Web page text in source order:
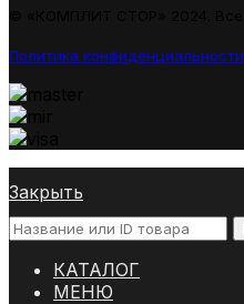
Политика конфиденциальности
Закрыть
КАТАЛОГ
МЕНЮ